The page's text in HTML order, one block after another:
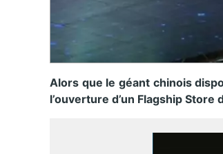
Alors que le géant chinois
l’ouverture d’un Flagship Store